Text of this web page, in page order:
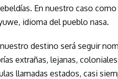
En nuestro caso
idioma del pueblo nasa.
destino será seguir
extrañas, lejanas,
llamadas estados, casi